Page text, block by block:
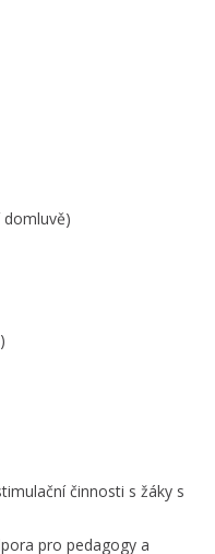
domluvě)
činnosti s žáky s
pro pedagogy a